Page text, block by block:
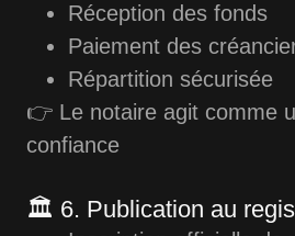
Réception des fonds
Paiement des
Répartition sécurisée
👉 Le notaire agit comme
confiance
🏛️ 6. Publication au